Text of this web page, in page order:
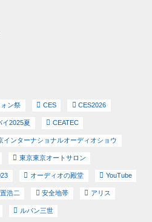
ン祭 CES CES2026
イ2025夏 CEATEC
インターナショナルオーディオショウ
東京東京オートサロン
オーディオの殿堂 YouTube
浩二 安全地帯 アリス
ルパン三世